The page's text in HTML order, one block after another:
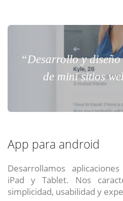
“Desarrollo y
de mini sitios
App para android
Desarrollamos
iPad y Tablet. Nos
simplicidad, usabilidad y